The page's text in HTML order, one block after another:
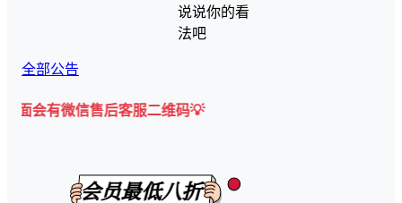
说说你的看
法吧
全部公告
售后客服二维码💡